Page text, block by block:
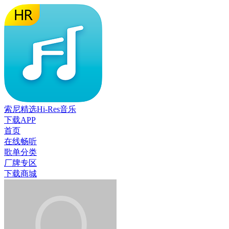
索尼精选Hi-Res音乐
下载APP
首页
在线畅听
歌单分类
厂牌专区
下载商城